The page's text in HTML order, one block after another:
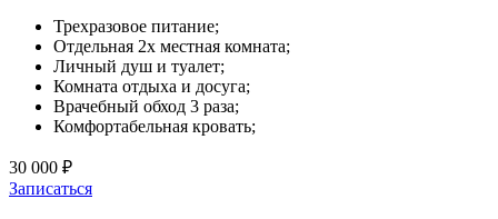
Трехразовое питание;
Отдельная 2х местная комната;
Личный душ и туалет;
Комната отдыха и досуга;
Врачебный обход 3 раза;
Комфортабельная кровать;
30 000 ₽
Записаться